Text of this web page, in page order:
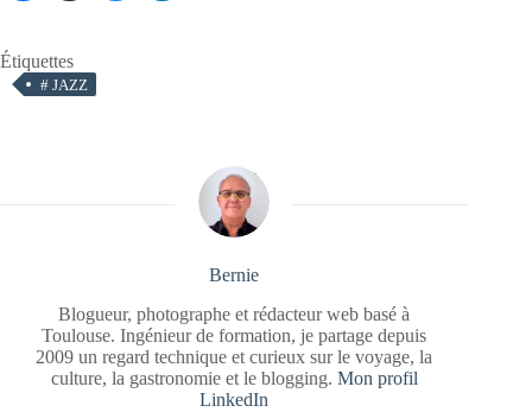
Étiquettes
# JAZZ
Bernie
Blogueur, photographe et rédacteur web basé à
Toulouse. Ingénieur de formation, je partage depuis
2009 un regard technique et curieux sur le voyage, la
culture, la gastronomie et le blogging. Mon profil
LinkedIn